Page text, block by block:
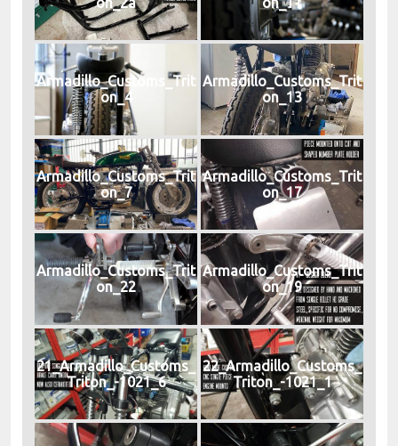
Armadillo_Customs_Trit
on_4
Armadillo_Customs_Trit
on_13
Armadillo_Customs_Trit
on_7
Armadillo_Customs_Trit
on_17
Armadillo_Customs_Trit
on_22
Armadillo_Customs_Trit
on_19
21_Armadillo_Customs_
Triton_-1021_6
22_Armadillo_Customs_
Triton_-1021_1